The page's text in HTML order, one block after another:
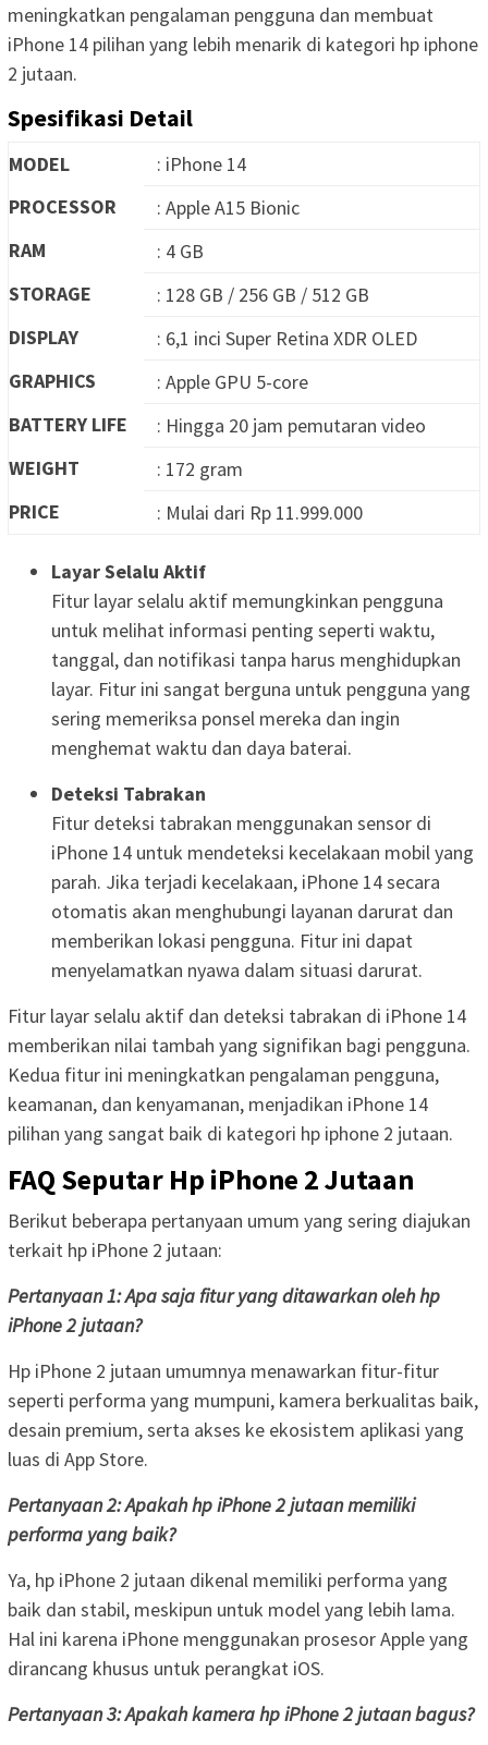
meningkatkan pengalaman pengguna dan membuat
iPhone 14 pilihan yang lebih menarik di kategori hp iphone
2 jutaan.
Spesifikasi Detail
MODEL
: iPhone 14
PROCESSOR
: Apple A15 Bionic
RAM
: 4 GB
STORAGE
: 128 GB / 256 GB / 512 GB
DISPLAY
: 6,1 inci Super Retina XDR OLED
GRAPHICS
: Apple GPU 5-core
BATTERY LIFE
: Hingga 20 jam pemutaran video
WEIGHT
: 172 gram
PRICE
: Mulai dari Rp 11.999.000
Layar Selalu Aktif
Fitur layar selalu aktif memungkinkan pengguna
untuk melihat informasi penting seperti waktu,
tanggal, dan notifikasi tanpa harus menghidupkan
layar. Fitur ini sangat berguna untuk pengguna yang
sering memeriksa ponsel mereka dan ingin
menghemat waktu dan daya baterai.
Deteksi Tabrakan
Fitur deteksi tabrakan menggunakan sensor di
iPhone 14 untuk mendeteksi kecelakaan mobil yang
parah. Jika terjadi kecelakaan, iPhone 14 secara
otomatis akan menghubungi layanan darurat dan
memberikan lokasi pengguna. Fitur ini dapat
menyelamatkan nyawa dalam situasi darurat.
Fitur layar selalu aktif dan deteksi tabrakan di iPhone 14
memberikan nilai tambah yang signifikan bagi pengguna.
Kedua fitur ini meningkatkan pengalaman pengguna,
keamanan, dan kenyamanan, menjadikan iPhone 14
pilihan yang sangat baik di kategori hp iphone 2 jutaan.
FAQ Seputar Hp iPhone 2 Jutaan
Berikut beberapa pertanyaan umum yang sering diajukan
terkait hp iPhone 2 jutaan:
Pertanyaan 1: Apa saja fitur yang ditawarkan oleh hp
iPhone 2 jutaan?
Hp iPhone 2 jutaan umumnya menawarkan fitur-fitur
seperti performa yang mumpuni, kamera berkualitas baik,
desain premium, serta akses ke ekosistem aplikasi yang
luas di App Store.
Pertanyaan 2: Apakah hp iPhone 2 jutaan memiliki
performa yang baik?
Ya, hp iPhone 2 jutaan dikenal memiliki performa yang
baik dan stabil, meskipun untuk model yang lebih lama.
Hal ini karena iPhone menggunakan prosesor Apple yang
dirancang khusus untuk perangkat iOS.
Pertanyaan 3: Apakah kamera hp iPhone 2 jutaan bagus?